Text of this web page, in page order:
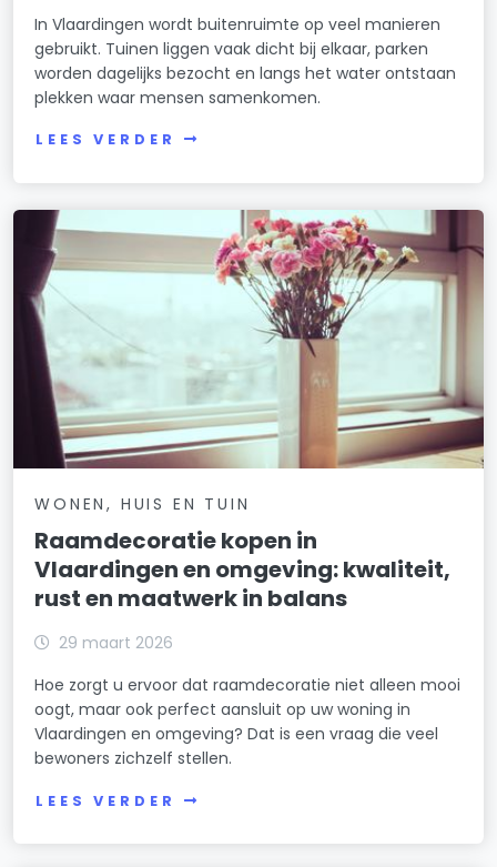
In Vlaardingen wordt buitenruimte op veel manieren
gebruikt. Tuinen liggen vaak dicht bij elkaar, parken
worden dagelijks bezocht en langs het water ontstaan
plekken waar mensen samenkomen.
LEES VERDER
WONEN, HUIS EN TUIN
Raamdecoratie kopen in
Vlaardingen en omgeving: kwaliteit,
rust en maatwerk in balans
29 maart 2026
Hoe zorgt u ervoor dat raamdecoratie niet alleen mooi
oogt, maar ook perfect aansluit op uw woning in
Vlaardingen en omgeving? Dat is een vraag die veel
bewoners zichzelf stellen.
LEES VERDER